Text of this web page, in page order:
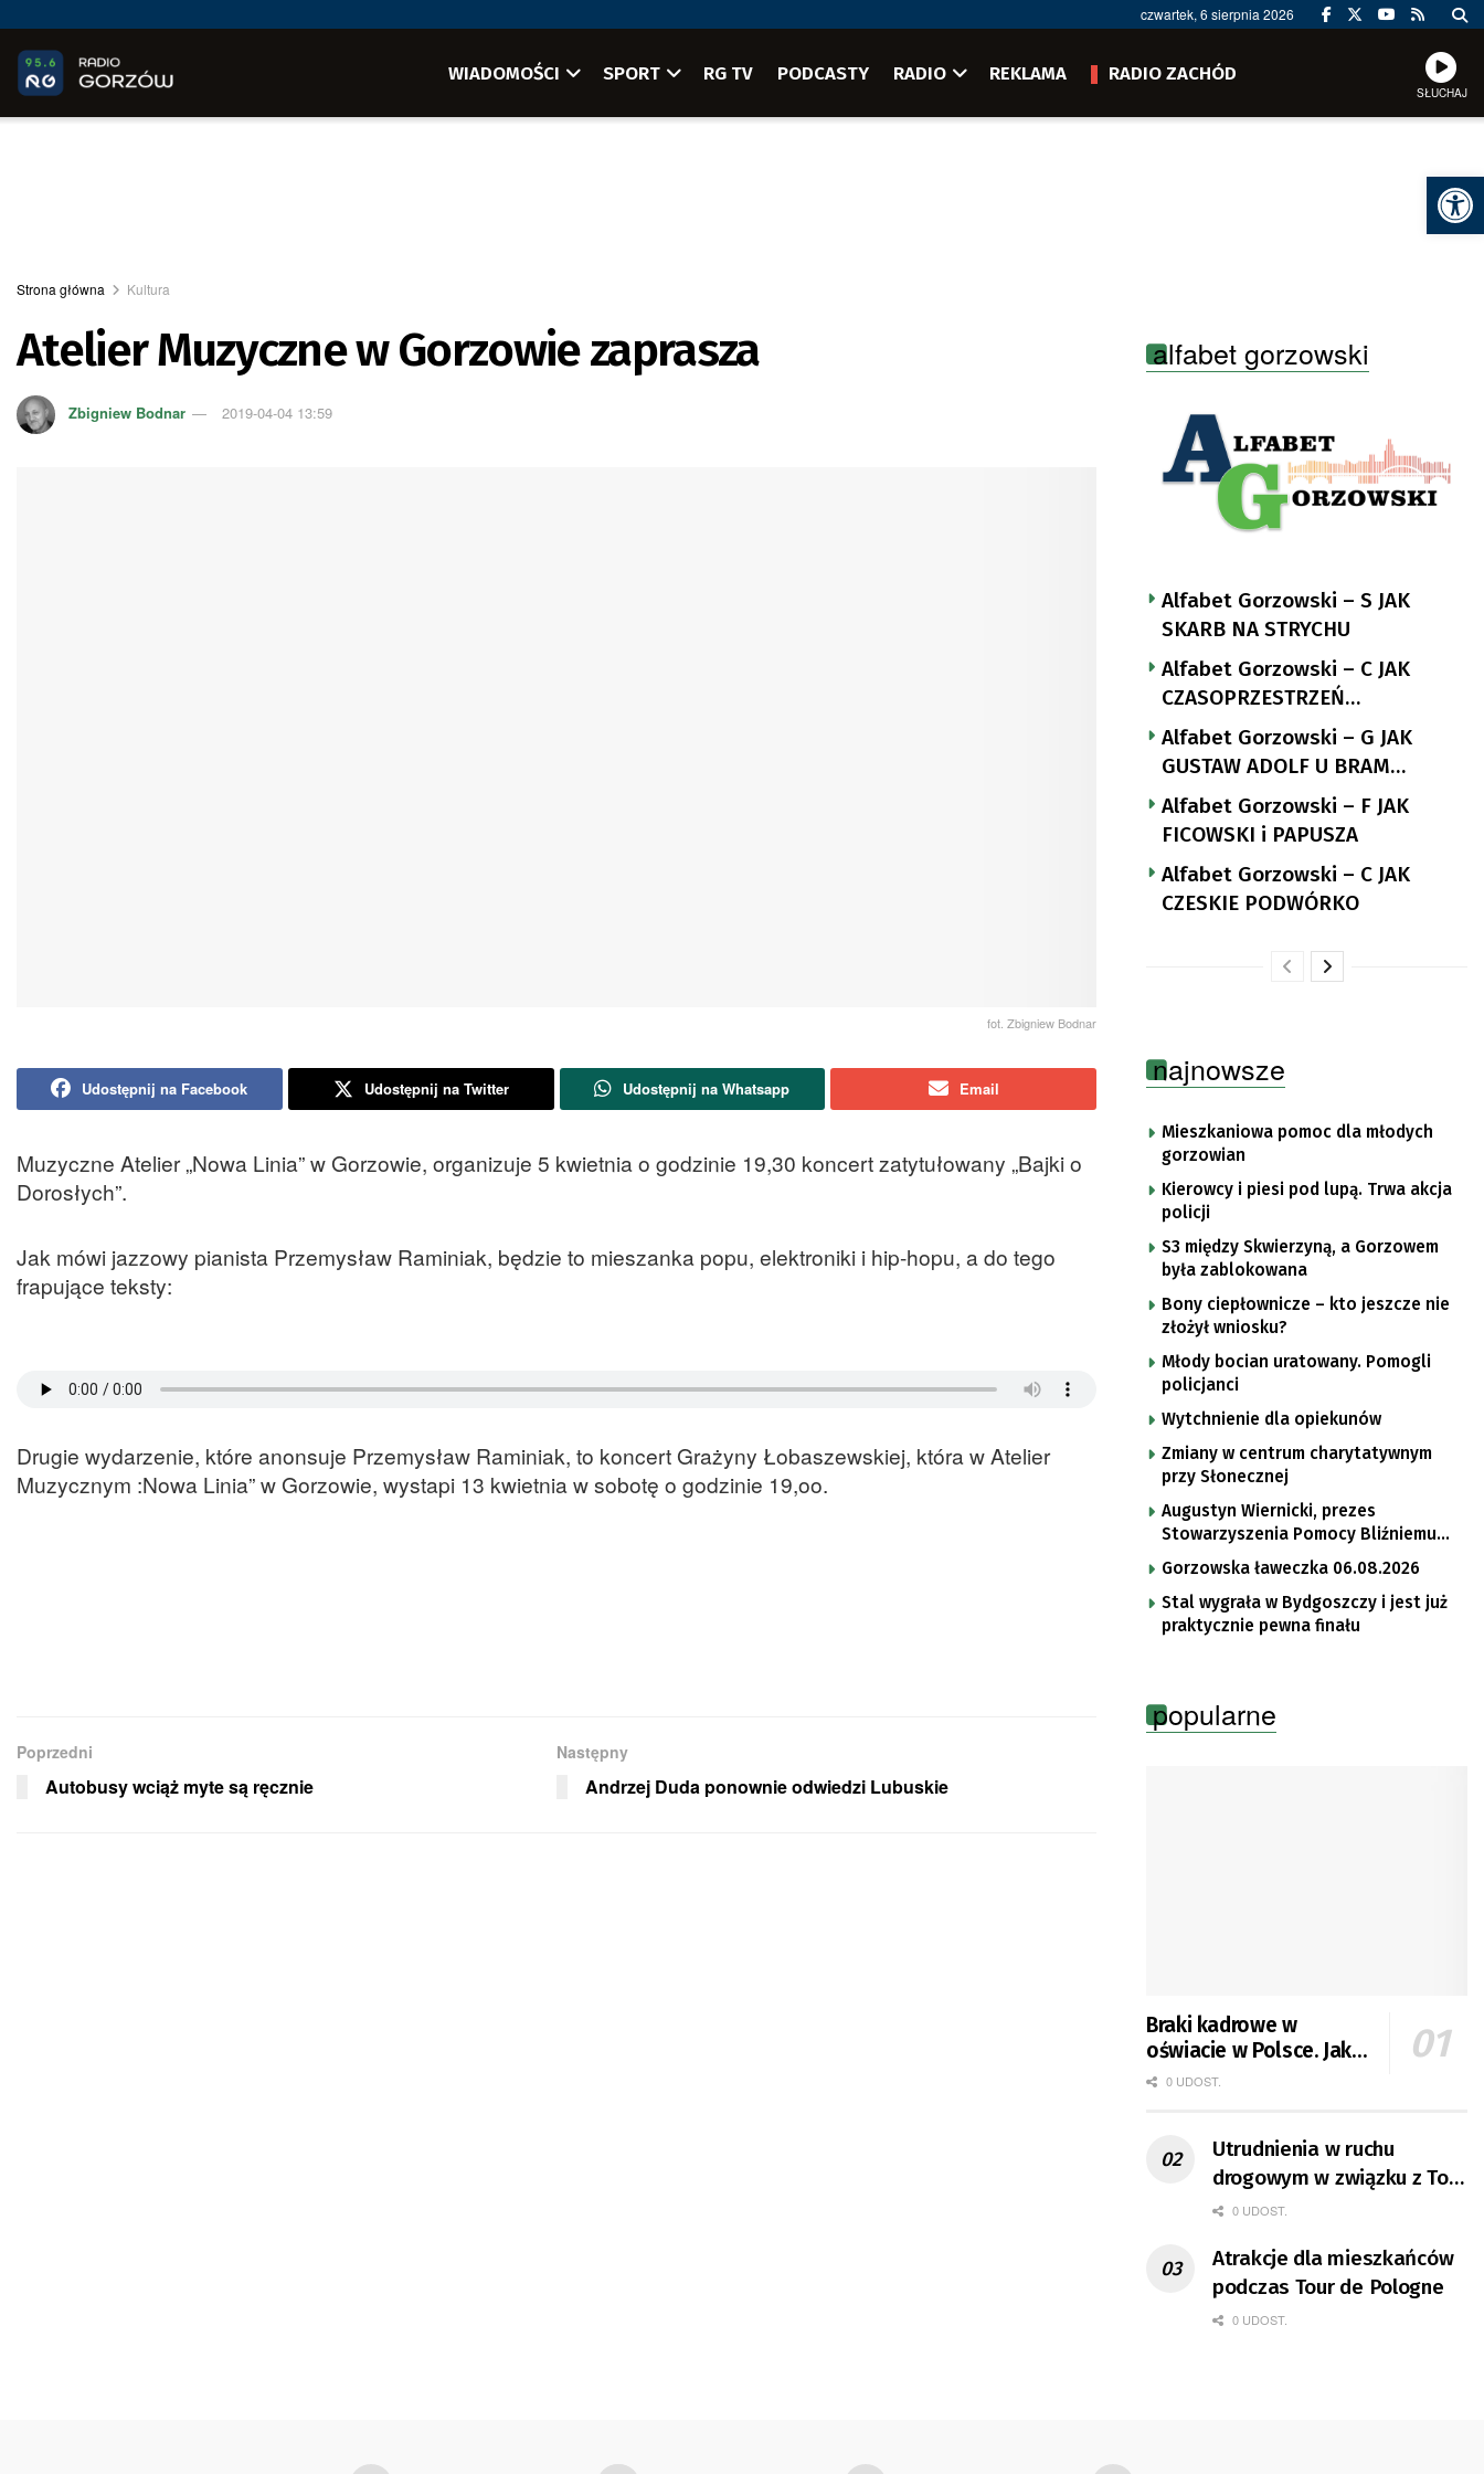
czwartek, 6 sierpnia 2026
WIADOMOŚCI SPORT RG TV PODCASTY RADIO REKLAMA RADIO ZACHÓD
SŁUCHAJ
Strona główna Kultura
Atelier Muzyczne w Gorzowie zaprasza
Zbigniew Bodnar 2019-04-04 13:59
fot. Zbigniew Bodnar
Udostępnij na Facebook Udostępnij na Twitter Udostępnij na Whatsapp Email
Muzyczne Atelier „Nowa Linia” w Gorzowie, organizuje 5 kwietnia o godzinie 19,30 koncert zatytułowany „Bajki o
Dorosłych”.
Jak mówi jazzowy pianista Przemysław Raminiak, będzie to mieszanka popu, elektroniki i hip-hopu, a do tego
frapujące teksty:
Drugie wydarzenie, które anonsuje Przemysław Raminiak, to koncert Grażyny Łobaszewskiej, która w Atelier
Muzycznym :Nowa Linia” w Gorzowie, wystapi 13 kwietnia w sobotę o godzinie 19,oo.
Poprzedni
Autobusy wciąż myte są ręcznie
Następny
Andrzej Duda ponownie odwiedzi Lubuskie
alfabet gorzowski
Alfabet Gorzowski – S JAK
SKARB NA STRYCHU
Alfabet Gorzowski – C JAK
CZASOPRZESTRZEŃ
NUTTGENSA
Alfabet Gorzowski – G JAK
GUSTAW ADOLF U BRAM
LANDSBERGA
Alfabet Gorzowski – F JAK
FICOWSKI i PAPUSZA
Alfabet Gorzowski – C JAK
CZESKIE PODWÓRKO
najnowsze
Mieszkaniowa pomoc dla młodych
gorzowian
Kierowcy i piesi pod lupą. Trwa akcja
policji
S3 między Skwierzyną, a Gorzowem
była zablokowana
Bony ciepłownicze – kto jeszcze nie
złożył wniosku?
Młody bocian uratowany. Pomogli
policjanci
Wytchnienie dla opiekunów
Zmiany w centrum charytatywnym
przy Słonecznej
Augustyn Wiernicki, prezes
Stowarzyszenia Pomocy Bliźniemu
im. Brata Krystyna
Gorzowska ławeczka 06.08.2026
Stal wygrała w Bydgoszczy i jest już
praktycznie pewna finału
popularne
Braki kadrowe w
oświacie w Polsce. Jak
jest w Gorzowie?
0 UDOST.
Utrudnienia w ruchu
drogowym w związku z Tour
de Pologne
0 UDOST.
Atrakcje dla mieszkańców
podczas Tour de Pologne
0 UDOST.